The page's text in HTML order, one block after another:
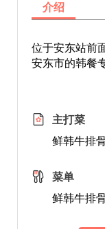
介绍
位于安东站前
安东市的韩餐
主打菜
鲜韩牛排
菜单
鲜韩牛排